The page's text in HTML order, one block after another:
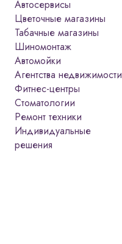
Автосервисы
Цветочные магазины
Табачные магазины
Шиномонтаж
Автомойки
Агентства недвижимости
Фитнес-центры
Стоматологии
Ремонт техники
Индивидуальные
решения